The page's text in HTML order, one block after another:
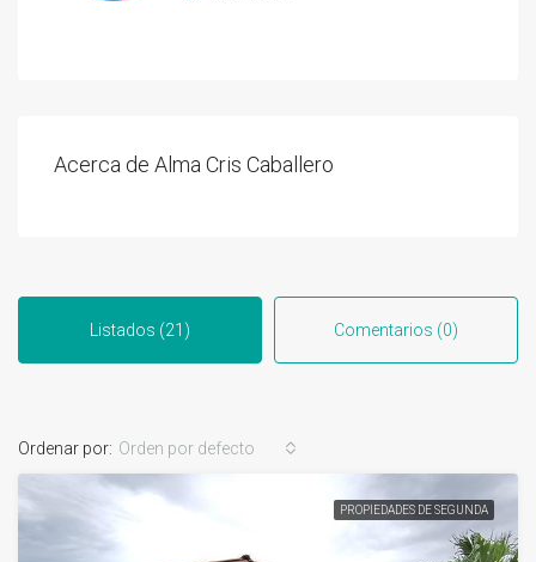
Acerca de Alma Cris Caballero
Listados (21) Comentarios (0)
Ordenar por: Orden por defecto
PROPIEDADES DE SEGUNDA